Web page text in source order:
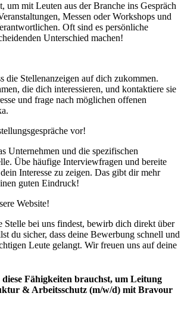
um mit Leuten aus der Branche ins Gespräch
Messen oder Workshops und
Oft sind es persönliche
Unterschied machen!
die Stellenanzeigen auf dich zukommen.
die dich interessieren, und kontaktiere sie
und frage nach möglichen offenen
vor!
Unternehmen und die spezifischen
Übe häufige Interviewfragen und bereite
Interesse zu zeigen. Das gibt dir mehr
guten Eindruck!
Website!
Stelle bei uns findest, bewirb dich direkt über
du sicher, dass deine Bewerbung schnell und
Leute gelangt. Wir freuen uns auf deine
Fähigkeiten brauchst, um Leitung
& Arbeitsschutz (m/w/d) mit Bravour